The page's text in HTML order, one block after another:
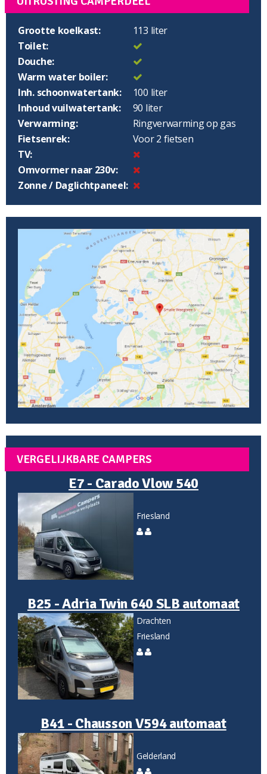
Grootte koelkast:
113 liter
Toilet:
Douche:
Warm water boiler:
Inh. schoonwatertank:
100 liter
Inhoud vuilwatertank:
90 liter
Verwarming:
Ringverwarming op gas
Fietsenrek:
Voor 2 fietsen
TV:
Omvormer naar 230v:
Zonne / Daglichtpaneel:
VERGELIJKBARE CAMPERS
E7 - Carado Vlow 540
Friesland
B25 - Adria Twin 640 SLB automaat
Drachten
Friesland
B41 - Chausson V594 automaat
Gelderland